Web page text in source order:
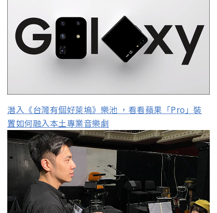
潛入《台灣有個好萊塢》樂池 ，看看蘋果「Pro」裝
置如何融入本土專業音樂劇